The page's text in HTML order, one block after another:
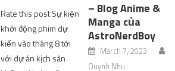
Rate this post Sự kiện
khởi động phim dự
kiến ​​vào tháng 8 tới
với dự án kịch sân
– Blog Anime &
Manga của
AstroNerdBoy
March 7, 2023
Quynh Nhu